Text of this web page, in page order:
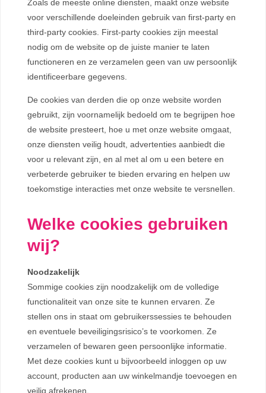
Zoals de meeste online diensten, maakt onze website
voor verschillende doeleinden gebruik van first-party en
third-party cookies. First-party cookies zijn meestal
nodig om de website op de juiste manier te laten
functioneren en ze verzamelen geen van uw persoonlijk
identificeerbare gegevens.
De cookies van derden die op onze website worden
gebruikt, zijn voornamelijk bedoeld om te begrijpen hoe
de website presteert, hoe u met onze website omgaat,
onze diensten veilig houdt, advertenties aanbiedt die
voor u relevant zijn, en al met al om u een betere en
verbeterde gebruiker te bieden ervaring en helpen uw
toekomstige interacties met onze website te versnellen.
Welke cookies gebruiken
wij?
Noodzakelijk
Sommige cookies zijn noodzakelijk om de volledige
functionaliteit van onze site te kunnen ervaren. Ze
stellen ons in staat om gebruikerssessies te behouden
en eventuele beveiligingsrisico’s te voorkomen. Ze
verzamelen of bewaren geen persoonlijke informatie.
Met deze cookies kunt u bijvoorbeeld inloggen op uw
account, producten aan uw winkelmandje toevoegen en
veilig afrekenen.